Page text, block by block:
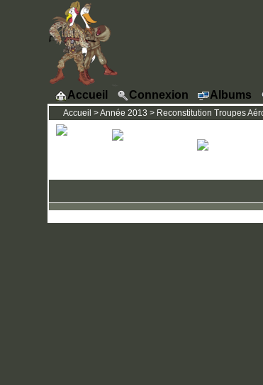
Accueil Connexion Albums
Accueil >Année 2013 > Reconstitution Troupes